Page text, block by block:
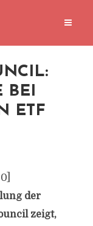
BEI
ETF
0]
der
zeigt,